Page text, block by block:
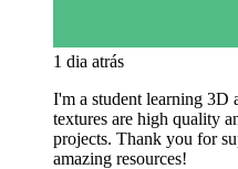
1 dia atrás
I'm a student learning 3D
textures are high quality
projects. Thank you for
amazing resources!